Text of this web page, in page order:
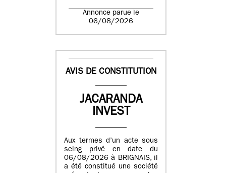
Annonce parue le
06/08/2026
AVIS DE CONSTITUTION
JACARANDA
INVEST
Aux termes d’un acte sous
seing privé en date du
06/08/2026 à BRIGNAIS, il
a été constitué une société